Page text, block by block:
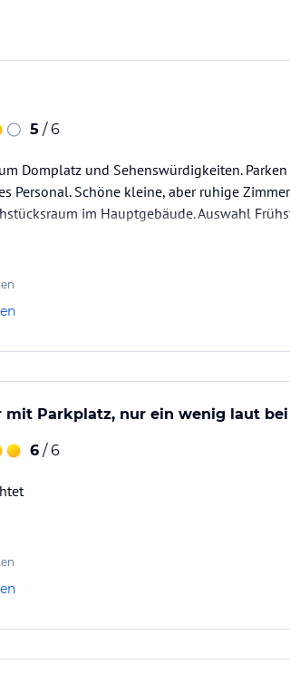
Gedanken bei ausgedehnten Wanderungen
in der Umgebung.
Kategorien:
und unserem historischen
in Gang. Anschließend lädt der
Abschluss für einen gelungenen Wohlfühl-
ausreichend Platz für Schulungen,
in unserem Gewölbekeller und der
Urlaub für Körper und Geist.
5 / 6
Domplatz und Sehenswürdigkeiten.
Personal. Schöne kleine, aber ruhige
im Hauptgebäude. Auswahl
mit Parkplatz, nur ein wenig laut
6 / 6